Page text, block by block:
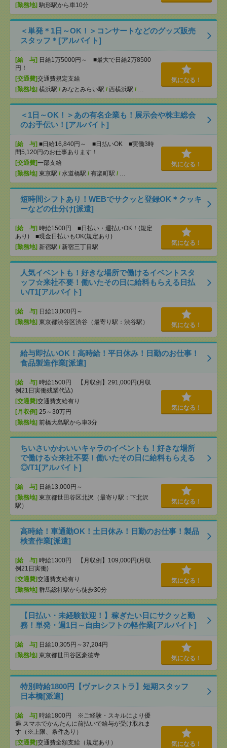
[勤務地] 駒形駅から車10分
＜単発＊1日～OK！＞コンサートなどのグッズ販売
スタッフ＊[アルバイト]
[給 与] 日給1万5000円～ ■最大で日給2万8500
円！
[交通費]交通費規定支給
[勤務地] 横浜駅 / みなとみらい駅 / 西横浜駅 / …
気になる！
＜1日～OK！＞あの有名企業も！展示会や株主総会
のお手伝い！[アルバイト]
[給 与] ■日給16,840円～ ■日払いOK ■実働3時
間5,120円のお仕事あります！
[交通費]一部支給
[勤務地] 東京駅 / 水道橋駅 / 有楽町駅 / …
気になる！
短時間シフトあり！WEBでサクッと登録OK＊クッキ
ーなどの仕分け[派遣]
[給 与] 時給1500円 ■日払い・週払いOK！(規定
あり) ■現金日払いもOK(規定あり)
[勤務地] 新宿駅 / 新宿三丁目駅
気になる！
人気イベントも！好きな場所で働けるイベントスタ
ッフ☆来社不要！働いたその日に給料もらえる日払
い/T1[アルバイト]
[給 与] 日給13,000円～
[勤務地] 東京都渋谷区渋谷（最寄り駅：渋谷駅） 気になる！
給与即払いOK！高時給！平日休み！日勤のお仕事！
食品製造作業[派遣]
[給 与] 時給1500円 【月収例】291,000円(月収
例21日実働残業代込)
[交通費]交通費支給有り
[月収例] 25～30万円
[勤務地] 前橋大島駅から車3分
気になる！
ちいさいかわいいキャラのイベントも！好きな場所
で働ける☆来社不要！働いたその日に給料もらえる
◎/T1[アルバイト]
[給 与] 日給13,000円～
[勤務地] 東京都世田谷区北沢（最寄り駅：下北沢
駅）
気になる！
高時給！車通勤OK！土日休み！日勤のお仕事！製品
検査作業[派遣]
[給 与] 時給1300円 【月収例】109,000円(月収
例21日実働)
[交通費]交通費支給有り
[勤務地] 群馬総社駅から徒歩30分
気になる！
【日払い・未経験歓迎！】稼ぎたい日にサクッと勤
務！単発・週1日～自由シフトの軽作業[アルバイト]
[給 与] 日給10,305円～37,204円
[勤務地] 東京都世田谷区豪徳寺 気になる！
特別時給1800円【ヴァレクストラ】短期スタッフ
日本橋[派遣]
[給 与] 時給1800円 ※ご経験・スキルにより優
遇 スマホでかんたんに前払いで給与が受け取れま
す（※上限、条件あり）
[交通費]交通費全額支給（規定あり）
気になる！